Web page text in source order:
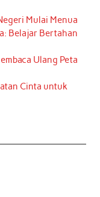
Mulai Menua
Belajar Bertahan
Ulang Peta
Cinta untuk